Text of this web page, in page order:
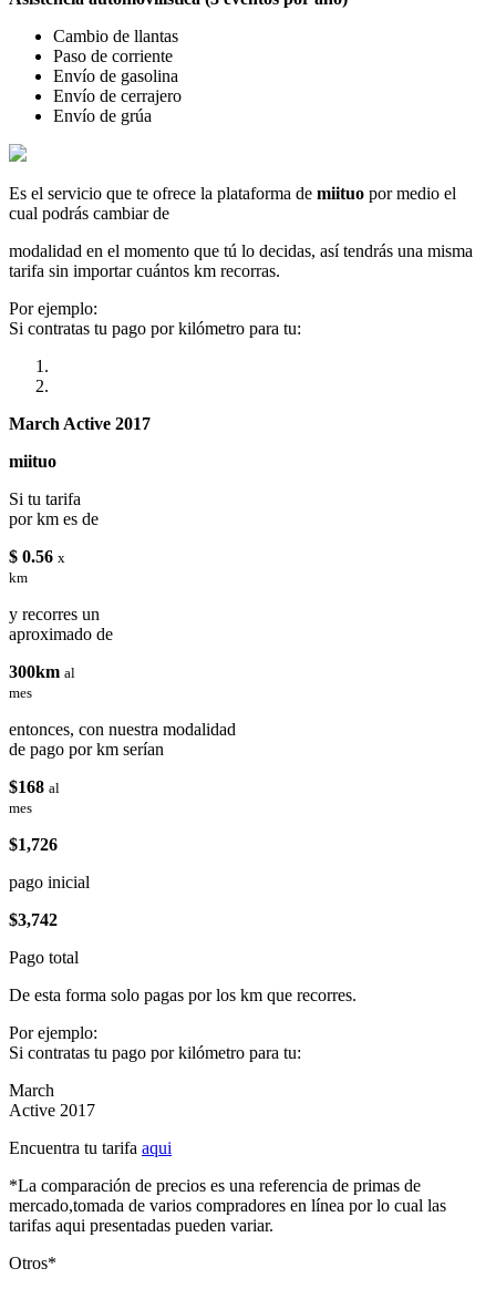
Cambio de llantas
Paso de corriente
Envío de gasolina
Envío de cerrajero
Envío de grúa
Es el servicio que te ofrece la plataforma de miituo por medio el
cual podrás cambiar de
modalidad en el momento que tú lo decidas, así tendrás una misma
tarifa sin importar cuántos km recorras.
Por ejemplo:
Si contratas tu pago por kilómetro para tu:
March Active 2017
miituo
Si tu tarifa
por km es de
$ 0.56 x
km
y recorres un
aproximado de
300km al
mes
entonces, con nuestra modalidad
de pago por km serían
$168 al
mes
$1,726
pago inicial
$3,742
Pago total
De esta forma solo pagas por los km que recorres.
Por ejemplo:
Si contratas tu pago por kilómetro para tu:
March
Active 2017
Encuentra tu tarifa aqui
*La comparación de precios es una referencia de primas de
mercado,tomada de varios compradores en línea por lo cual las
tarifas aqui presentadas pueden variar.
Otros*